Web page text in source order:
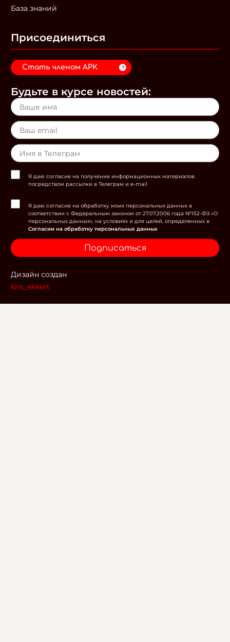
База знаний
Присоединиться
Стать членом АРК
Будьте в курсе новостей:
Я даю согласие на получение информационных материалов
посредством рассылки в Телеграм и e-mail
Я даю согласие на обработку моих персональных данных в
соответствии с Федеральным законом от 27.07.2006 года №152-ФЗ «О
персональных данных», на условиях и для целей, определенных в
Согласии на обработку персональных данных
Подписаться
Дизайн создан
kris_ekkert